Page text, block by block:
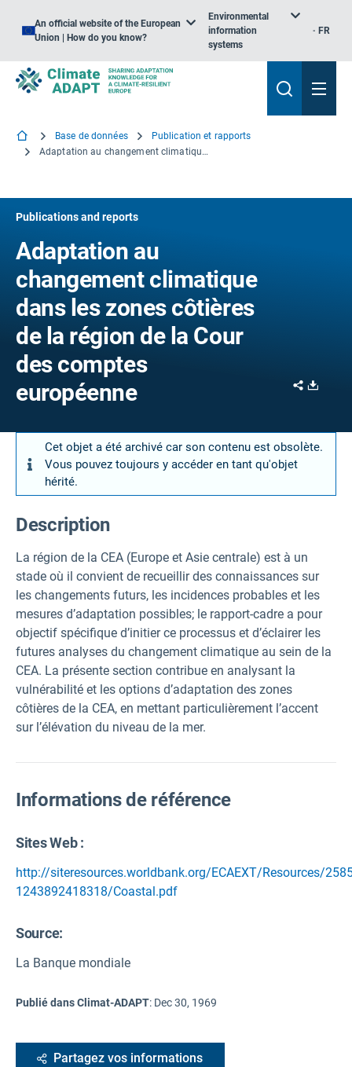
An official website of the European
Union | How do you know?
Environmental
information
systems
FR
Base de données
Publication et rapports
Adaptation au changement climatique dans les zones côtières de la région de la Cour des comptes européenne
Publications and reports
Adaptation au
changement climatique
dans les zones côtières
de la région de la Cour
des comptes
européenne
Share
Cet objet a été archivé car son contenu est obsolète.
Vous pouvez toujours y accéder en tant qu'objet
hérité.
Description
La région de la CEA (Europe et Asie centrale) est à un
stade où il convient de recueillir des connaissances sur
les changements futurs, les incidences probables et les
mesures d’adaptation possibles; le rapport-cadre a pour
objectif spécifique d’initier ce processus et d’éclairer les
futures analyses du changement climatique au sein de la
CEA. La présente section contribue en analysant la
vulnérabilité et les options d’adaptation des zones
côtières de la CEA, en mettant particulièrement l’accent
sur l’élévation du niveau de la mer.
Informations de référence
Sites Web :
http://siteresources.worldbank.org/ECAEXT/Resources/
1243892418318/Coastal.pdf
Source:
La Banque mondiale
Publié dans Climat-ADAPT: Dec 30, 1969
Partagez vos informations